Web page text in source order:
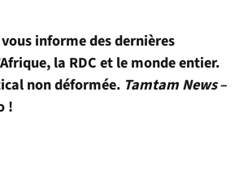
informe des dernières
la RDC et le monde entier.
non déformée. Tamtam News–
!